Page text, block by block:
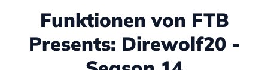
Funktionen von FTB
Presents: Direwolf20 -